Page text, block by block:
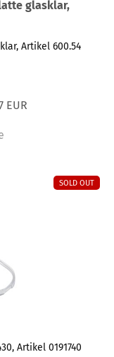
Artikel 600.54
EUR
SOLD OUT
Artikel 0191740